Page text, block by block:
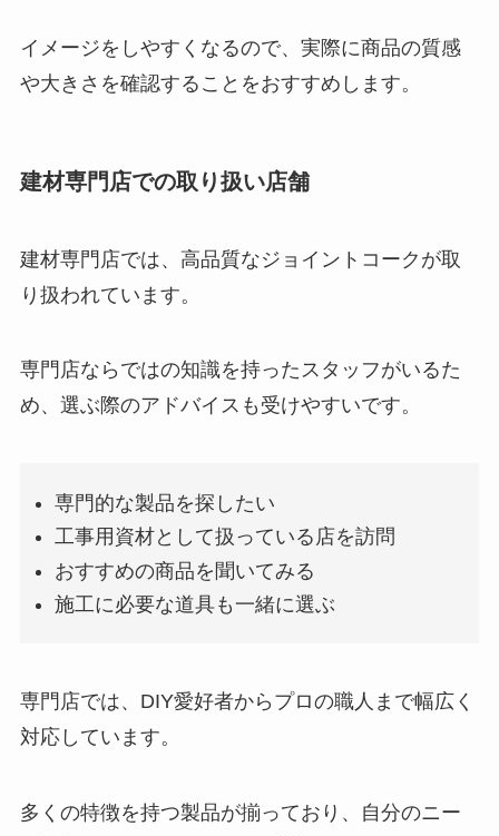
イメージをしやすくなるので、実際に商品の質感
や大きさを確認することをおすすめします。
建材専門店での取り扱い店舗
建材専門店では、高品質なジョイントコークが取
り扱われています。
専門店ならではの知識を持ったスタッフがいるた
め、選ぶ際のアドバイスも受けやすいです。
専門的な製品を探したい
工事用資材として扱っている店を訪問
おすすめの商品を聞いてみる
施工に必要な道具も一緒に選ぶ
専門店では、DIY愛好者からプロの職人まで幅広く
対応しています。
多くの特徴を持つ製品が揃っており、自分のニー